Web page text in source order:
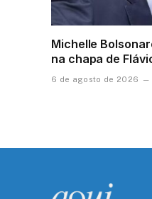
Michelle
na chapa de
6 de agosto de 2026